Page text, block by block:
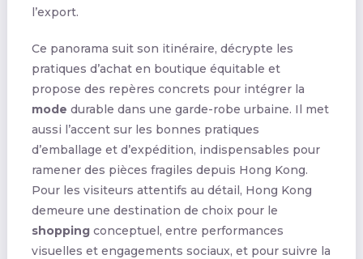
l’export.
Ce panorama suit son itinéraire, décrypte les
pratiques d’achat en boutique équitable et
propose des repères concrets pour intégrer la
mode durable dans une garde-robe urbaine. Il met
aussi l’accent sur les bonnes pratiques
d’emballage et d’expédition, indispensables pour
ramener des pièces fragiles depuis Hong Kong.
Pour les visiteurs attentifs au détail, Hong Kong
demeure une destination de choix pour le
shoppingconceptuel, entre performances
visuelles et engagements sociaux, et pour suivre la